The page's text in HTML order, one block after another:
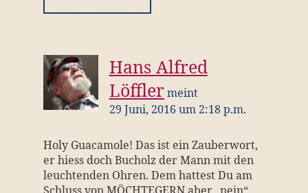
Hans Alfred
Löfflermeint
29 Juni, 2016 um 2:18 p.m.
Holy Guacamole! Das ist ein Zauberwort,
er hiess doch Bucholz der Mann mit den
leuchtenden Ohren. Dem hattest Du am